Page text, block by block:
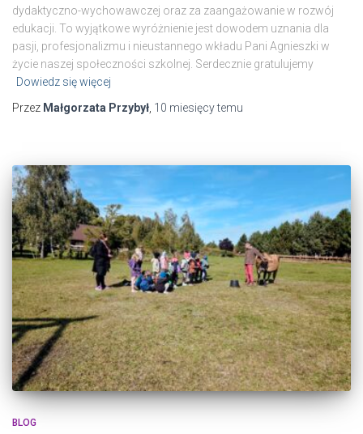
dydaktyczno-wychowawczej oraz za zaangażowanie w rozwój
edukacji. To wyjątkowe wyróżnienie jest dowodem uznania dla
pasji, profesjonalizmu i nieustannego wkładu Pani Agnieszki w
życie naszej społeczności szkolnej. Serdecznie gratulujemy
Dowiedz się więcej
Przez Małgorzata Przybył 10 miesięcytemu
BLOG